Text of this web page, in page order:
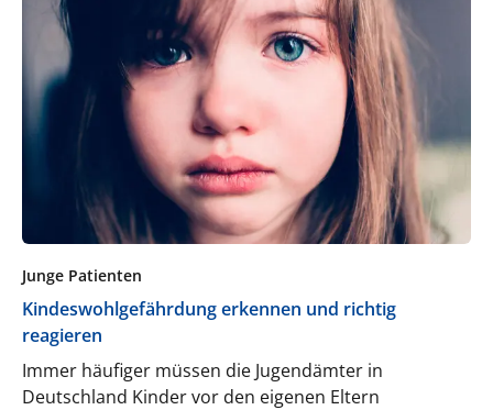
Junge Patienten
Kindeswohlgefährdung erkennen und richtig
reagieren
Immer häufiger müssen die Jugendämter in
Deutschland Kinder vor den eigenen Eltern